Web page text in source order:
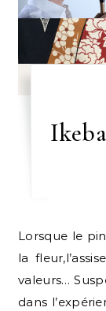
Lorsque le pinceau rencontre le sécateur,l’encre et
la
valeurs…
dans